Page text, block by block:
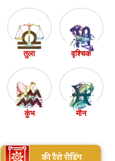
तुला वृश्चिक
कुंभ मीन
फ्री टैरो रीडिंग